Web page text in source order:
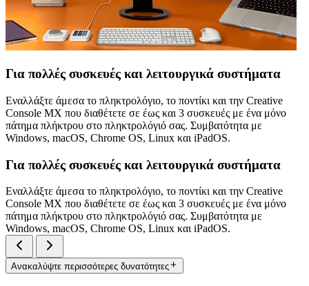
Για πολλές συσκευές και λειτουργικά συστήματα
Εναλλάξτε άμεσα το πληκτρολόγιο, το ποντίκι και την Creative
Console MX που διαθέτετε σε έως και 3 συσκευές με ένα μόνο
πάτημα πλήκτρου στο πληκτρολόγιό σας. Συμβατότητα με
Windows, macOS, Chrome OS, Linux και iPadOS.
Για πολλές συσκευές και λειτουργικά συστήματα
Εναλλάξτε άμεσα το πληκτρολόγιο, το ποντίκι και την Creative
Console MX που διαθέτετε σε έως και 3 συσκευές με ένα μόνο
πάτημα πλήκτρου στο πληκτρολόγιό σας. Συμβατότητα με
Windows, macOS, Chrome OS, Linux και iPadOS.
Ανακαλύψτε περισσότερες δυνατότητες